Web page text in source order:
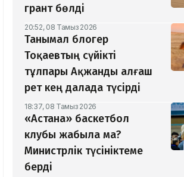
грант бөлді
20:52, 08 Тамыз 2026
Танымал блогер
Тоқаевтың сүйікті
тұлпары Ақжанды алғаш
рет кең далада түсірді
18:37, 08 Тамыз 2026
«Астана» баскетбол
клубы жабыла ма?
Министрлік түсініктеме
берді